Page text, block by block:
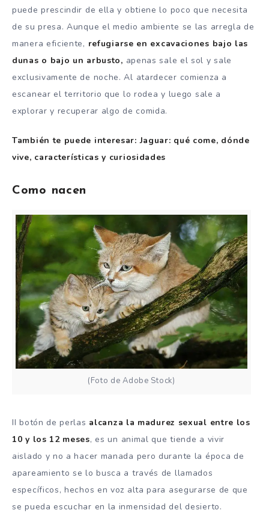
puede prescindir de ella y obtiene lo poco que necesita
de su presa. Aunque el medio ambiente se las arregla de
manera eficiente, refugiarse en excavaciones bajo las
dunas o bajo un arbusto, apenas sale el sol y sale
exclusivamente de noche. Al atardecer comienza a
escanear el territorio que lo rodea y luego sale a
explorar y recuperar algo de comida.
También te puede interesar: Jaguar: qué come, dónde
vive, características y curiosidades
Como nacen
(Foto de Adobe Stock)
II botón de perlas alcanza la madurez sexual entre los
10 y los 12 meses, es un animal que tiende a vivir
aislado y no a hacer manada pero durante la época de
apareamiento se lo busca a través de llamados
específicos, hechos en voz alta para asegurarse de que
se pueda escuchar en la inmensidad del desierto.